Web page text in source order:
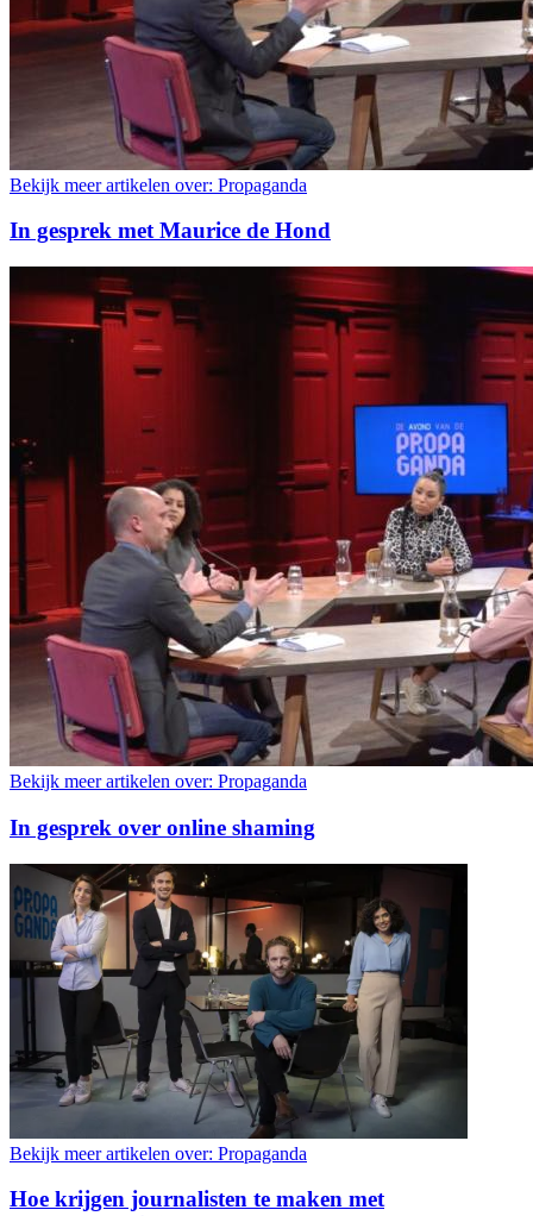
Bekijk meer artikelen over: Propaganda
In gesprek met Maurice de Hond
Bekijk meer artikelen over: Propaganda
In gesprek over online shaming
Bekijk meer artikelen over: Propaganda
Hoe krijgen journalisten te maken met